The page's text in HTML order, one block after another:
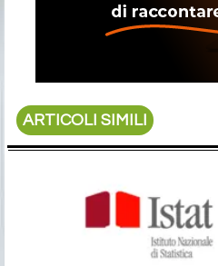
ARTICOLI SIMILI